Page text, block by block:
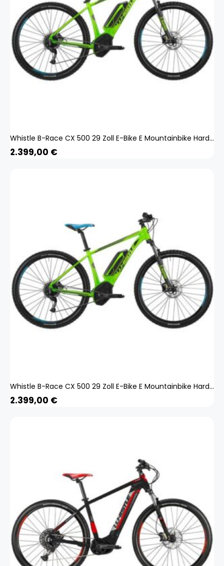
Whistle B-Race CX 500 29 Zoll E-Bike E Mountainbike Hardtail MTB Bosch Pedelec
2.399,00 €
Whistle B-Race CX 500 29 Zoll E-Bike E Mountainbike Hardtail MTB Bosch Pedelec
2.399,00 €